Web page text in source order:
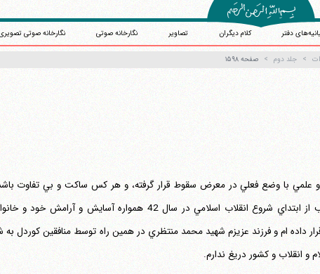
دفتر کلام دیگران تصاویر نگارخانه صوتی نگارخانه صوتی
جلد دوم صفحه ۱۵۹۸
با وضع فعلي در معرض سقوط قرار گرفته، و هر كس ساكت و بي تفاوت
گوي سكوت خود باشد. اينجانب از ابتداي شروع انقلاب اسلامي در سال 42
داده ام و فرزند عزيزم شهيد محمد منتظري در همين راه توسط منافقين كوردل به
و انقلاب و كشور دريغ ندارم.